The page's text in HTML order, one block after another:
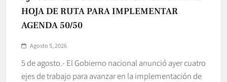
HOJA DE RUTA PARA IMPLEMENTAR
AGENDA 50/50
Agosto 5, 2026
5 de agosto.- El Gobierno nacional anunció ayer cuatro
ejes de trabajo para avanzar en la implementación de